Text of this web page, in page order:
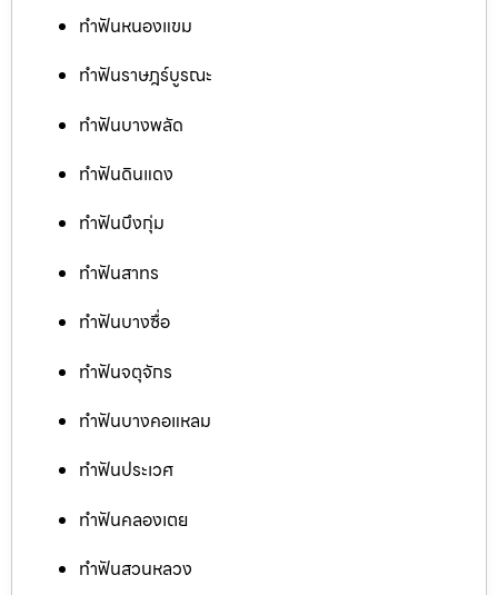
ทำฟันหนองแขม
ทำฟันราษฎร์บูรณะ
ทำฟันบางพลัด
ทำฟันดินแดง
ทำฟันบึงกุ่ม
ทำฟันสาทร
ทำฟันบางซื่อ
ทำฟันจตุจักร
ทำฟันบางคอแหลม
ทำฟันประเวศ
ทำฟันคลองเตย
ทำฟันสวนหลวง